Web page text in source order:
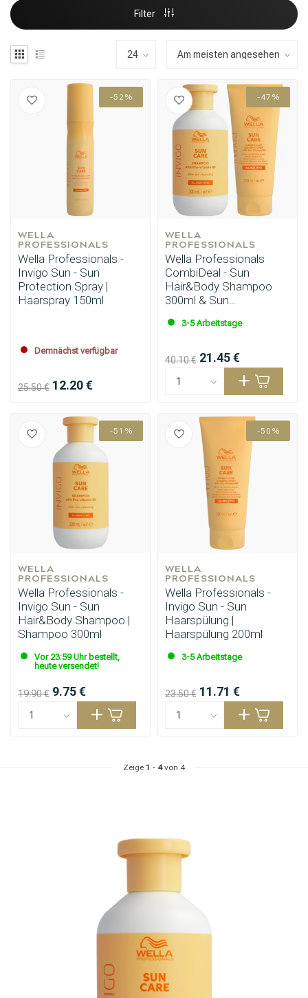
Stylingprodukte
Filter
-52%
WELLA
PROFESSIONALS
Wella Professionals -
Invigo Sun - Sun
Protection Spray |
Haarspray 150ml
Demnächst verfügbar
25.50 € 12.20 €
-47%
WELLA
PROFESSIONALS
Wella Professionals
CombiDeal - Sun
Hair&Body Shampoo
300ml & Sun
3-5 Arbeitstage
40.10 € 21.45 €
-51%
WELLA
PROFESSIONALS
Wella Professionals -
Invigo Sun - Sun
Hair&Body Shampoo |
Shampoo 300ml
Vor 23:59 Uhr bestellt,
heute versendet!
19.90 € 9.75 €
-50%
WELLA
PROFESSIONALS
Wella Professionals -
Invigo Sun - Sun
Haarspülung |
Haarspülung 200ml
3-5 Arbeitstage
23.50 € 11.71 €
Zeige 1 - 4von 4